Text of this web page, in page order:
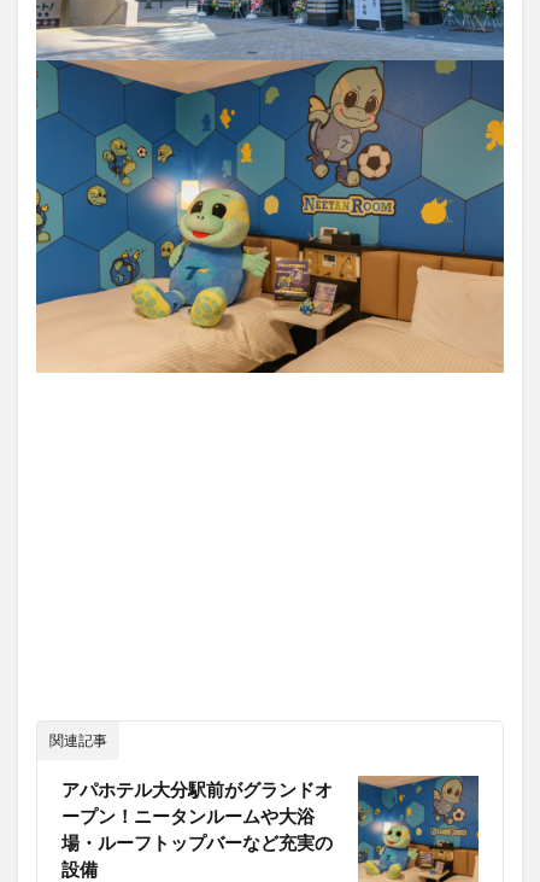
関連記事
アパホテル大分駅前がグランドオ
ープン！ニータンルームや大浴
場・ルーフトップバーなど充実の
設備